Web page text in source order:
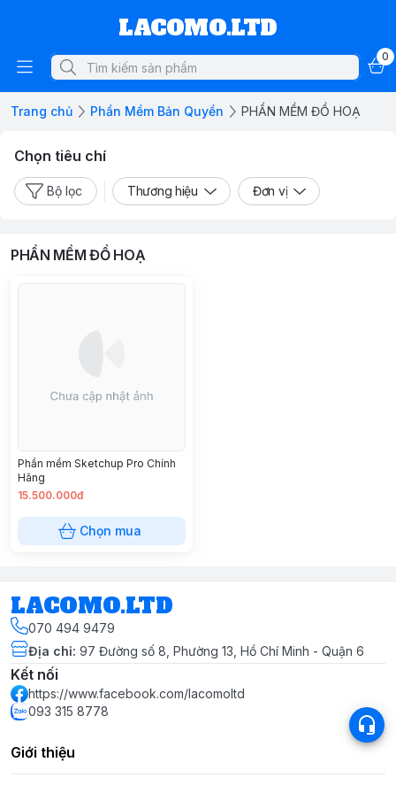
LACOMO.LTD
0
Trang chủ Phần Mềm Bản Quyền PHẦN MỀM ĐỒ HOẠ
Chọn tiêu chí
Bộ lọc Thương hiệu Đơn vị
PHẦN MỀM ĐỒ HOẠ
Phần mềm Sketchup Pro Chính
Hãng
15.500.000đ
Chọn mua
LACOMO.LTD
070 494 9479
Địa chỉ: 97 Đường số 8, Phường 13, Hồ Chí Minh - Quận 6
Kết nối
https://www.facebook.com/lacomoltd
093 315 8778
Giới thiệu